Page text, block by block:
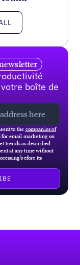
boîte de
to the companies of
for email marketing on
trends as described
at any time without
before its